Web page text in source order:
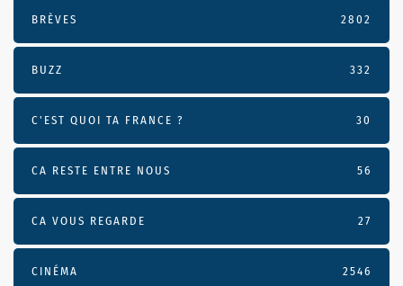
BRÈVES 2802
BUZZ 332
C'EST QUOI TA FRANCE ? 30
CA RESTE ENTRE NOUS 56
CA VOUS REGARDE 27
CINÉMA 2546